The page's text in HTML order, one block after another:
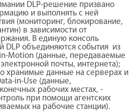
DLP-решение призвано
и выполнять с ней
(мониторинг, блокирование,
в зависимости от
В единую консоль
DLP объединяются события из
Motion (данные, передаваемые
почты, интернета);
хранимые данные на серверах и
in-Use (данные,
рабочих местах, -
при помощи агентских
на рабочие станции).